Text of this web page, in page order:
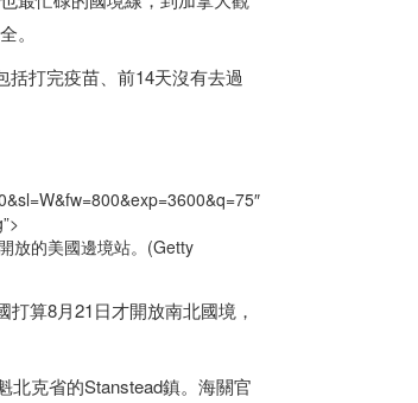
。
括打完疫苗、前14天沒有去過
放的美國邊境站。(Getty
算8月21日才開放南北國境，
北克省的Stanstead鎮。海關官